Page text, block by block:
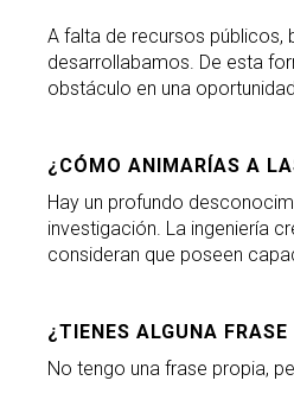
A falta de recursos públicos,
desarrollabamos. De esta
obstáculo en una
¿CÓMO ANIMARÍAS A
Hay un profundo
investigación. La ingeniería
consideran que poseen
¿TIENES ALGUNA
No tengo una frase propia,